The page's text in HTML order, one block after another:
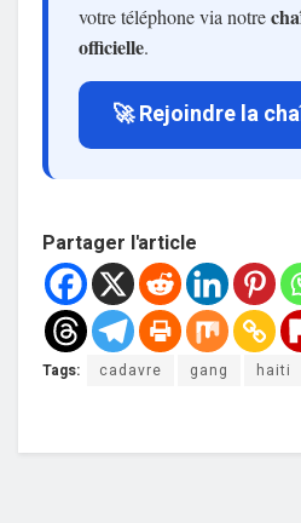
votre téléphone via notre
officielle.
🚀 Rejoindre la
Partager l'article
Tags: cadavre gang haiti